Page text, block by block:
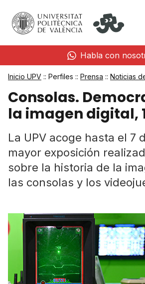
Habla con
Inicio UPV :: Perfiles :: Prensa :: Noticias
Consolas.
la imagen digital,
La UPV acoge hasta el 7
mayor exposición
sobre la historia de la
las consolas y los